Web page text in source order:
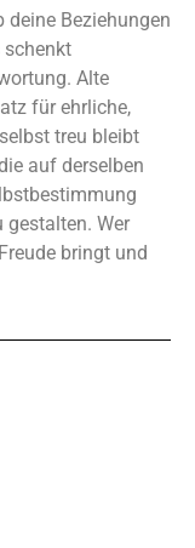
Beziehungen
schenkt
Alte
für ehrliche,
treu bleibt
auf derselben
gestalten. Wer
bringt und